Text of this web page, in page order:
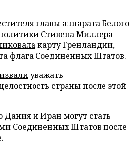
главы аппарата Белого
Стивена Миллера
карту Гренландии,
флага Соединенных Штатов.
уважать
страны после этой
Дания и Иран могут стать
Соединенных Штатов после